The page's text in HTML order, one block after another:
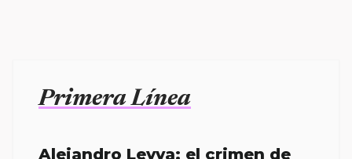
Primera Línea
Alejandro Leyva: el crimen de